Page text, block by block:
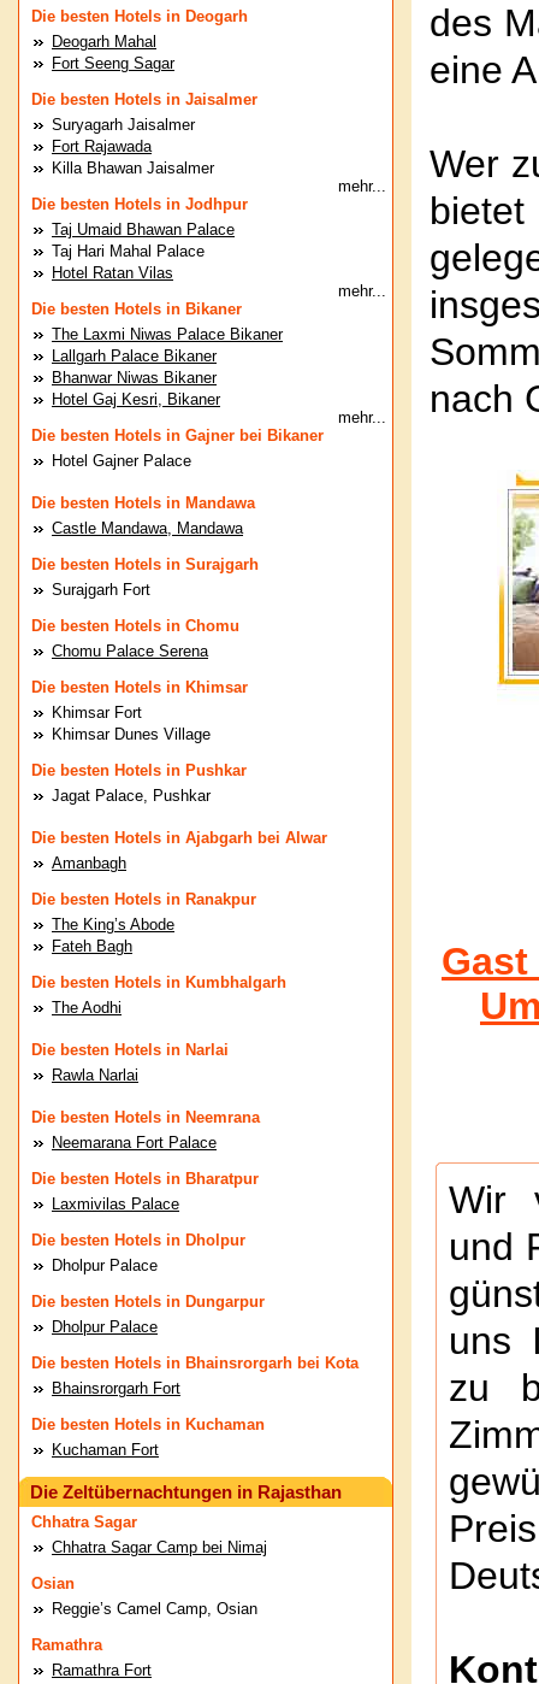
Die besten Hotels in Deogarh
Deogarh Mahal
Fort Seeng Sagar
Die besten Hotels in Jaisalmer
Suryagarh Jaisalmer
Fort Rajawada
Killa Bhawan Jaisalmer
mehr...
Die besten Hotels in Jodhpur
Taj Umaid Bhawan Palace
Taj Hari Mahal Palace
Hotel Ratan Vilas
mehr...
Die besten Hotels in Bikaner
The Laxmi Niwas Palace Bikaner
Lallgarh Palace Bikaner
Bhanwar Niwas Bikaner
Hotel Gaj Kesri, Bikaner
mehr...
Die besten Hotels in Gajner bei Bikaner
Hotel Gajner Palace
Die besten Hotels in Mandawa
Castle Mandawa, Mandawa
Die besten Hotels in Surajgarh
Surajgarh Fort
Die besten Hotels in Chomu
Chomu Palace Serena
Die besten Hotels in Khimsar
Khimsar Fort
Khimsar Dunes Village
Die besten Hotels in Pushkar
Jagat Palace, Pushkar
Die besten Hotels in Ajabgarh bei Alwar
Amanbagh
Die besten Hotels in Ranakpur
The King’s Abode
Fateh Bagh
Die besten Hotels in Kumbhalgarh
The Aodhi
Die besten Hotels in Narlai
Rawla Narlai
Die besten Hotels in Neemrana
Neemarana Fort Palace
Die besten Hotels in Bharatpur
Laxmivilas Palace
Die besten Hotels in Dholpur
Dholpur Palace
Die besten Hotels in Dungarpur
Dholpur Palace
Die besten Hotels in Bhainsrorgarh bei Kota
Bhainsrorgarh Fort
Die besten Hotels in Kuchaman
Kuchaman Fort
Die Zeltübernachtungen in Rajasthan
Chhatra Sagar
Chhatra Sagar Camp bei Nimaj
Osian
Reggie’s Camel Camp, Osian
Ramathra
Ramathra Fort
des
eine
Wer
nach
Gast
Wir
und
uns
zu